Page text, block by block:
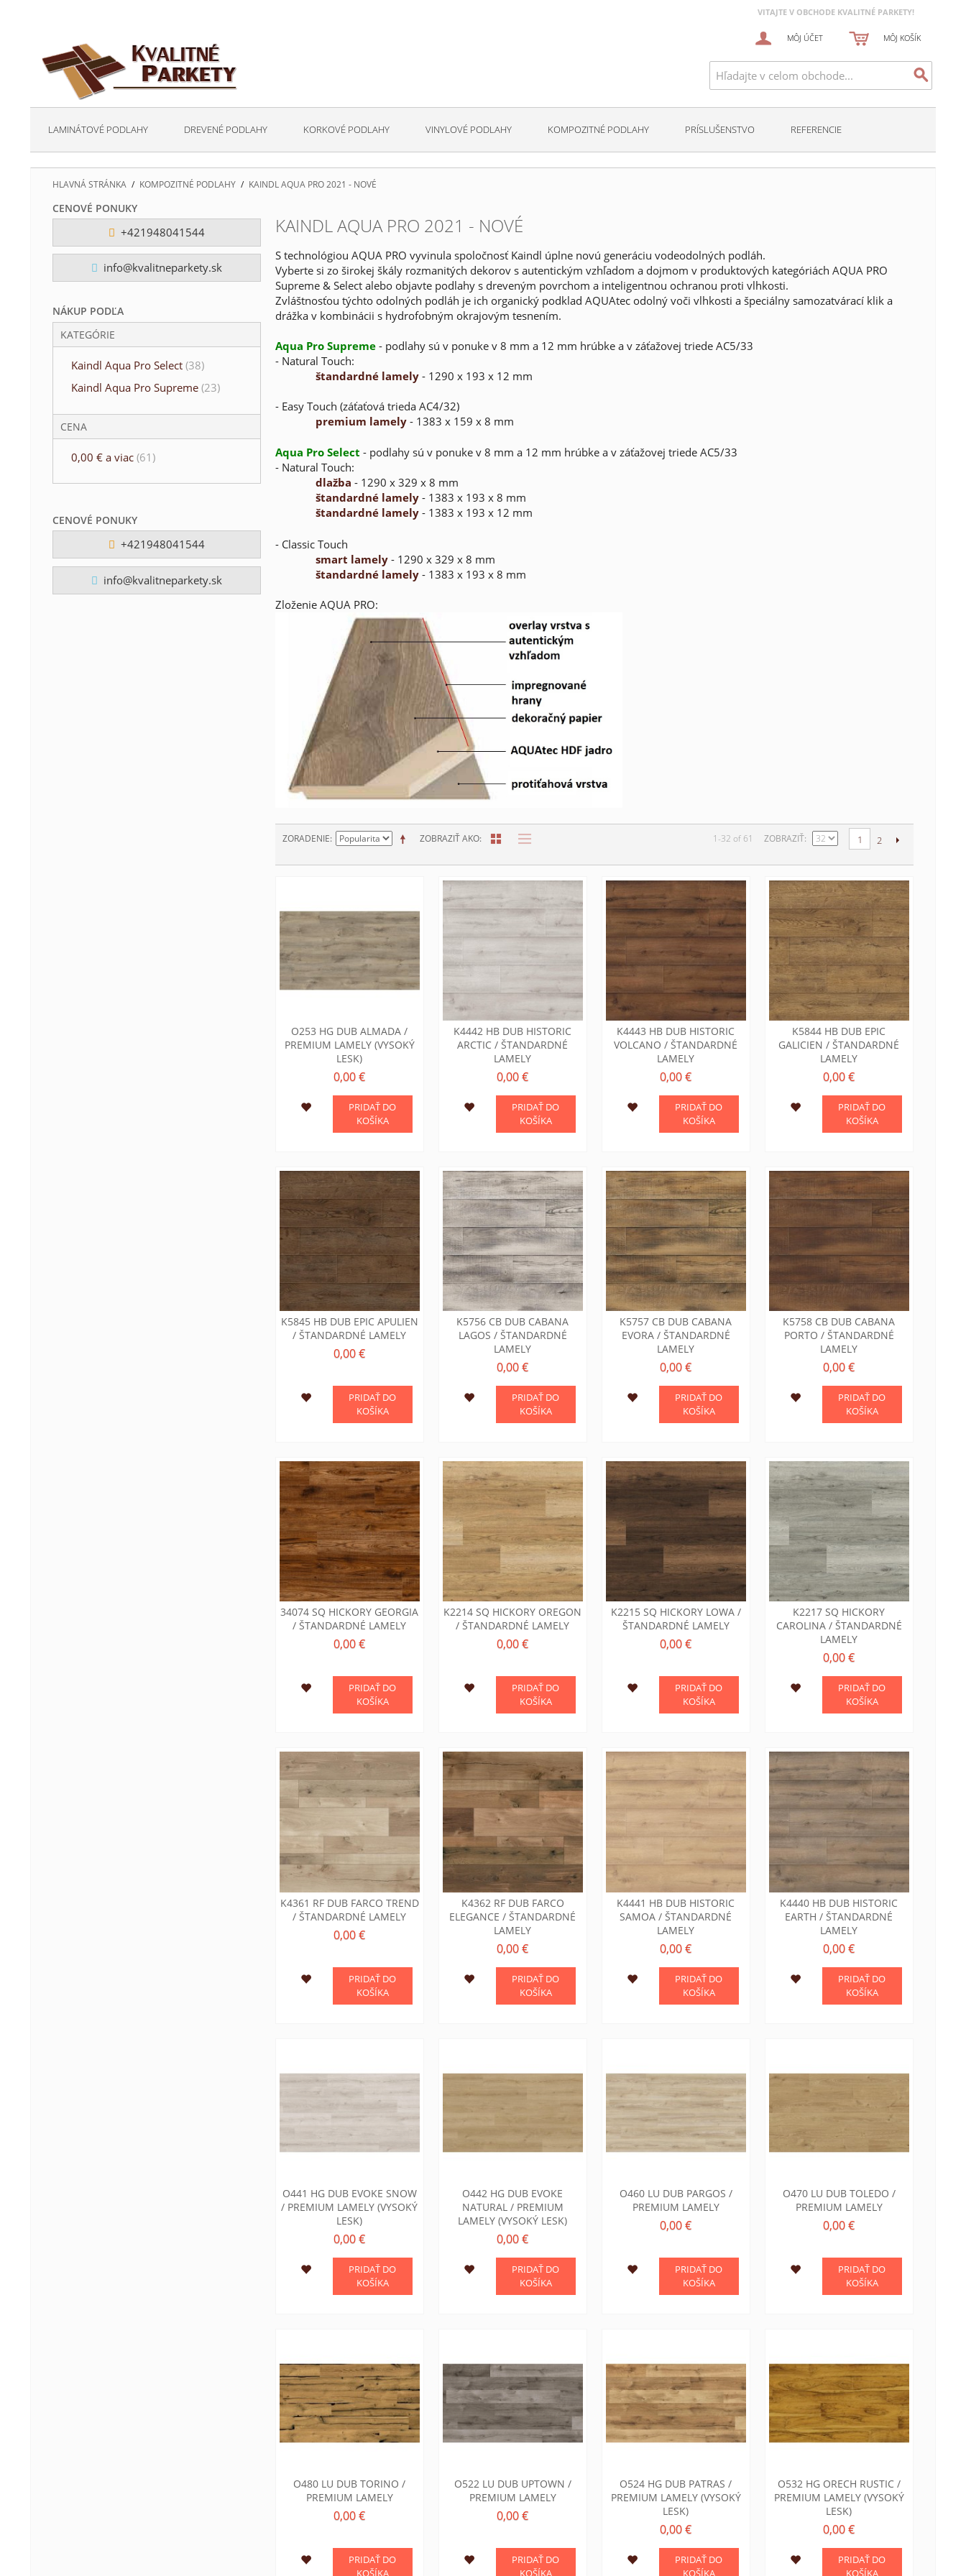
VITAJTE V OBCHODE KVALITNÉ PARKETY!
MÔJ ÚČET MÔJ KOŠÍK
LAMINÁTOVÉ PODLAHY DREVENÉ PODLAHY KORKOVÉ PODLAHY VINYLOVÉ PODLAHY KOMPOZITNÉ PODLAHY PRÍSLUŠENSTVO REFERENCIE
HLAVNÁ STRÁNKA / KOMPOZITNÉ PODLAHY / KAINDL AQUA PRO 2021 - NOVÉ
CENOVÉ PONUKY
+421948041544
info@kvalitneparkety.sk
NÁKUP PODĽA
KATEGÓRIE
Kaindl Aqua Pro Select (38)
Kaindl Aqua Pro Supreme (23)
CENA
0,00 € a viac (61)
KAINDL AQUA PRO 2021 - NOVÉ
S technológiou AQUA PRO vyvinula spoločnosť Kaindl úplne novú generáciu vodeodolných podláh.
Vyberte si zo širokej škály rozmanitých dekorov s autentickým vzhľadom a dojmom v produktových kategóriách AQUA PRO
Supreme & Select alebo objavte podlahy s dreveným povrchom a inteligentnou ochranou proti vlhkosti.
Zvláštnosťou týchto odolných podláh je ich organický podklad AQUAtec odolný voči vlhkosti a špeciálny samozatvárací klik a
drážka v kombinácii s hydrofobným okrajovým tesnením.
Aqua Pro Supreme- podlahy sú v ponuke v 8 mm a 12 mm hrúbke a v záťažovej triede AC5/33
- Natural Touch:
štandardné lamely- 1290 x 193 x 12 mm
- Easy Touch (záťaťová trieda AC4/32)
premium lamely- 1383 x 159 x 8 mm
Aqua Pro Select - podlahy sú v ponuke v 8 mm a 12 mm hrúbke a v záťažovej triede AC5/33
- Natural Touch:
dlažba - 1290 x 329 x 8 mm
štandardné lamely- 1383 x 193 x 8 mm
štandardné lamely- 1383 x 193 x 12 mm
- Classic Touch
smart lamely- 1290 x 329 x 8 mm
štandardné lamely- 1383 x 193 x 8 mm
Zloženie AQUA PRO:
ZOBRAZIŤ AKO
ZORADENIE 1-32 of 61 ZOBRAZIŤ 1 2
O253 HG DUB ALMADA /
PREMIUM LAMELY (VYSOKÝ
LESK)
0,00 €
PRIDAŤ DO
KOŠÍKA
K4442 HB DUB HISTORIC
ARCTIC / ŠTANDARDNÉ
LAMELY
0,00 €
PRIDAŤ DO
KOŠÍKA
K4443 HB DUB HISTORIC
VOLCANO / ŠTANDARDNÉ
LAMELY
0,00 €
PRIDAŤ DO
KOŠÍKA
K5844 HB DUB EPIC
GALICIEN / ŠTANDARDNÉ
LAMELY
0,00 €
PRIDAŤ DO
KOŠÍKA
K5845 HB DUB EPIC APULIEN
/ ŠTANDARDNÉ LAMELY
0,00 €
PRIDAŤ DO
KOŠÍKA
K5756 CB DUB CABANA
LAGOS / ŠTANDARDNÉ
LAMELY
0,00 €
PRIDAŤ DO
KOŠÍKA
K5757 CB DUB CABANA
EVORA / ŠTANDARDNÉ
LAMELY
0,00 €
PRIDAŤ DO
KOŠÍKA
K5758 CB DUB CABANA
PORTO / ŠTANDARDNÉ
LAMELY
0,00 €
PRIDAŤ DO
KOŠÍKA
34074 SQ HICKORY GEORGIA
/ ŠTANDARDNÉ LAMELY
0,00 €
PRIDAŤ DO
KOŠÍKA
K2214 SQ HICKORY OREGON
/ ŠTANDARDNÉ LAMELY
0,00 €
PRIDAŤ DO
KOŠÍKA
K2215 SQ HICKORY LOWA /
ŠTANDARDNÉ LAMELY
0,00 €
PRIDAŤ DO
KOŠÍKA
K2217 SQ HICKORY
CAROLINA / ŠTANDARDNÉ
LAMELY
0,00 €
PRIDAŤ DO
KOŠÍKA
K4361 RF DUB FARCO TREND
/ ŠTANDARDNÉ LAMELY
0,00 €
PRIDAŤ DO
KOŠÍKA
K4362 RF DUB FARCO
ELEGANCE / ŠTANDARDNÉ
LAMELY
0,00 €
PRIDAŤ DO
KOŠÍKA
K4441 HB DUB HISTORIC
SAMOA / ŠTANDARDNÉ
LAMELY
0,00 €
PRIDAŤ DO
KOŠÍKA
K4440 HB DUB HISTORIC
EARTH / ŠTANDARDNÉ
LAMELY
0,00 €
PRIDAŤ DO
KOŠÍKA
O441 HG DUB EVOKE SNOW
/ PREMIUM LAMELY (VYSOKÝ
LESK)
0,00 €
PRIDAŤ DO
KOŠÍKA
O442 HG DUB EVOKE
NATURAL / PREMIUM
LAMELY (VYSOKÝ LESK)
0,00 €
PRIDAŤ DO
KOŠÍKA
O460 LU DUB PARGOS /
PREMIUM LAMELY
0,00 €
PRIDAŤ DO
KOŠÍKA
O470 LU DUB TOLEDO /
PREMIUM LAMELY
0,00 €
PRIDAŤ DO
KOŠÍKA
O480 LU DUB TORINO /
PREMIUM LAMELY
0,00 €
PRIDAŤ DO
KOŠÍKA
O522 LU DUB UPTOWN /
PREMIUM LAMELY
0,00 €
PRIDAŤ DO
KOŠÍKA
O524 HG DUB PATRAS /
PREMIUM LAMELY (VYSOKÝ
LESK)
0,00 €
PRIDAŤ DO
KOŠÍKA
O532 HG ORECH RUSTIC /
PREMIUM LAMELY (VYSOKÝ
LESK)
0,00 €
PRIDAŤ DO
KOŠÍKA
CENOVÉ PONUKY
+421948041544
info@kvalitneparkety.sk